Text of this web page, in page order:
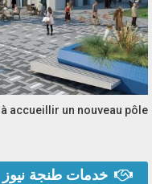
accueillir un nouveau pôle…
خدمات طنجة نيوز